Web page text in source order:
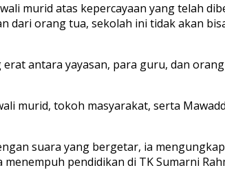
murid atas kepercayaan yang telah
dari orang tua, sekolah ini tidak akan
antara yayasan, para guru, dan
murid, tokoh masyarakat, serta
suara yang bergetar, ia
pendidikan di TK Sumarni